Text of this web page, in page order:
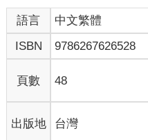
語言 中文繁體
ISBN
9786267626528
頁數 48
出版地 台灣